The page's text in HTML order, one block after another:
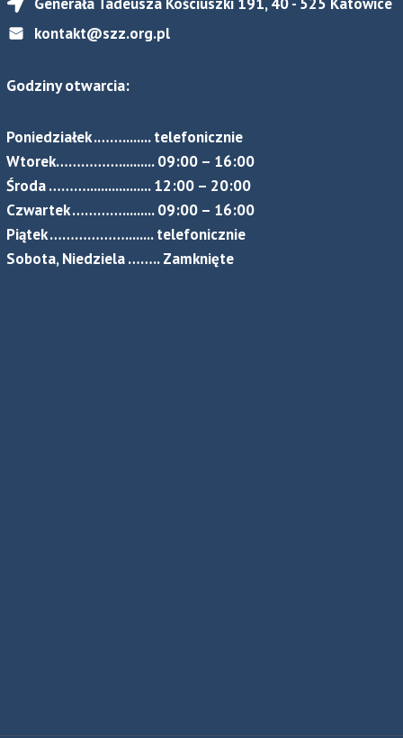
kontakt@szz.org.pl
Godziny otwarcia:
Poniedziałek .……........ telefonicznie
Wtorek…………….......... 09:00 – 16:00
Środa ……….................. 12:00 – 20:00
Czwartek …………......... 09:00 – 16:00
Piątek ………………........ telefonicznie
Sobota, Niedziela …….. Zamknięte